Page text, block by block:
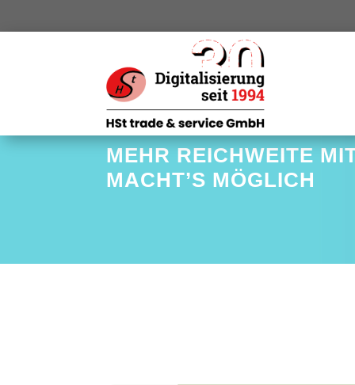
MEHR REICHWEITE
MACHT’S MÖGLICH